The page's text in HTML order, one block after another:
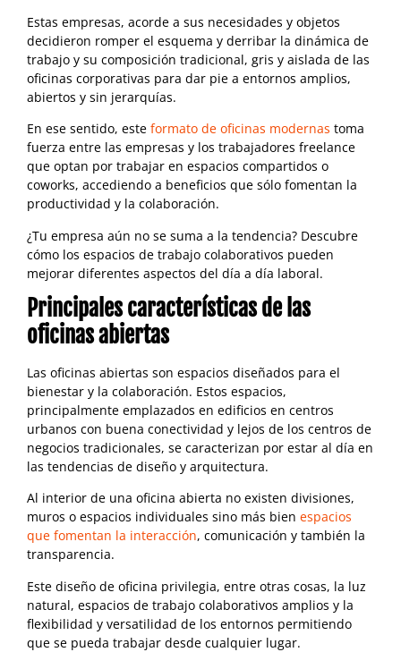
Estas empresas, acorde a sus necesidades y objetos
decidieron romper el esquema y derribar la dinámica de
trabajo y su composición tradicional, gris y aislada de las
oficinas corporativas para dar pie a entornos amplios,
abiertos y sin jerarquías.
En ese sentido, este formato de oficinas modernas toma
fuerza entre las empresas y los trabajadores freelance
que optan por trabajar en espacios compartidos o
coworks, accediendo a beneficios que sólo fomentan la
productividad y la colaboración.
¿Tu empresa aún no se suma a la tendencia? Descubre
cómo los espacios de trabajo colaborativos pueden
mejorar diferentes aspectos del día a día laboral.
Principales características de las
oficinas abiertas
Las oficinas abiertas son espacios diseñados para el
bienestar y la colaboración. Estos espacios,
principalmente emplazados en edificios en centros
urbanos con buena conectividad y lejos de los centros de
negocios tradicionales, se caracterizan por estar al día en
las tendencias de diseño y arquitectura.
Al interior de una oficina abierta no existen divisiones,
muros o espacios individuales sino más bien espacios
que fomentan la interacción, comunicación y también la
transparencia.
Este diseño de oficina privilegia, entre otras cosas, la luz
natural, espacios de trabajo colaborativos amplios y la
flexibilidad y versatilidad de los entornos permitiendo
que se pueda trabajar desde cualquier lugar.